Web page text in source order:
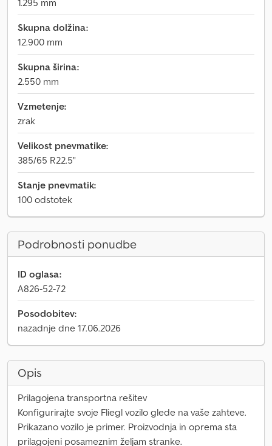
1.295 mm
Skupna dolžina:
12.900 mm
Skupna širina:
2.550 mm
Vzmetenje:
zrak
Velikost pnevmatike:
385/65 R22.5"
Stanje pnevmatik:
100 odstotek
Podrobnosti ponudbe
ID oglasa:
A826-52-72
Posodobitev:
nazadnje dne 17.06.2026
Opis
Prilagojena transportna rešitev
Konfigurirajte svoje Fliegl vozilo glede na vaše zahteve.
Prikazano vozilo je primer. Proizvodnja in oprema sta
prilagojeni posameznim željam stranke.